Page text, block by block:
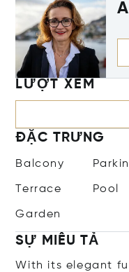
LƯỢT XEM
ĐẶC TRƯNG
Balcony
Terrace Pool
Garden
SỰ MIÊU TẢ
With its elegant